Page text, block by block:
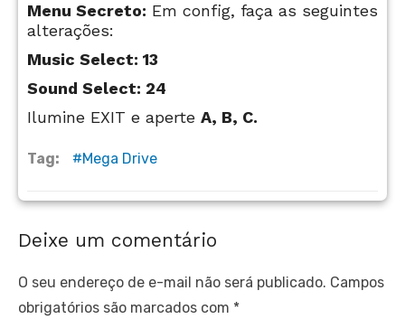
Menu Secreto: Em config, faça as seguintes
alterações:
Music Select: 13
Sound Select: 24
Ilumine EXIT e aperte A, B, C.
Tag: Mega Drive
Deixe um comentário
O seu endereço de e-mail não será publicado. Campos
obrigatórios são marcados com *